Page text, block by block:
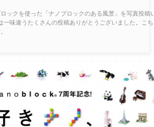
ックを使った「ナノブロックのある風景」を写真投稿
一味違うたくさんの投稿ありがとうございました。こ